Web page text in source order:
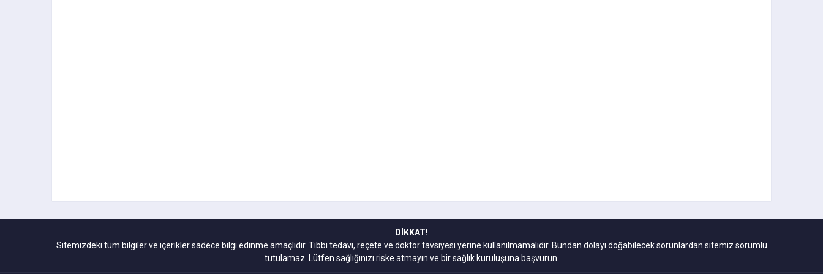
DİKKAT!
Sitemizdeki tüm bilgiler ve içerikler sadece bilgi edinme amaçlıdır. Tıbbi tedavi, reçete ve doktor tavsiyesi yerine kullanılmamalıdır. Bundan dolayı doğabilecek sorunlardan sitemiz sorumlu
tutulamaz. Lütfen sağlığınızı riske atmayın ve bir sağlık kuruluşuna başvurun.